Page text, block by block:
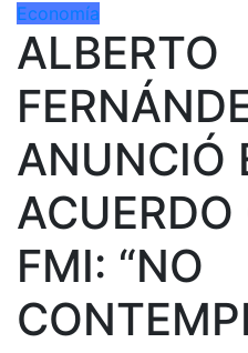
Economía
ALBERTO
ANUNCIÓ
FMI: “NO